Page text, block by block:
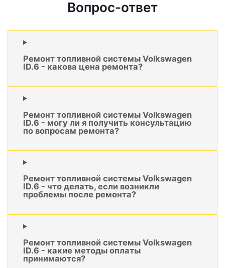
Вопрос-ответ
Ремонт топливной системы Volkswagen
ID.6 - какова цена ремонта?
Ремонт топливной системы Volkswagen
ID.6 - могу ли я получить консультацию
по вопросам ремонта?
Ремонт топливной системы Volkswagen
ID.6 - что делать, если возникли
проблемы после ремонта?
Ремонт топливной системы Volkswagen
ID.6 - какие методы оплаты
принимаются?